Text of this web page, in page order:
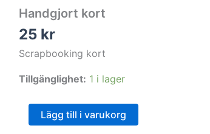
Handgjort kort
25 kr
Scrapbooking kort
Tillgänglighet: 1 i lager
HandgjortLägg till i varukorg